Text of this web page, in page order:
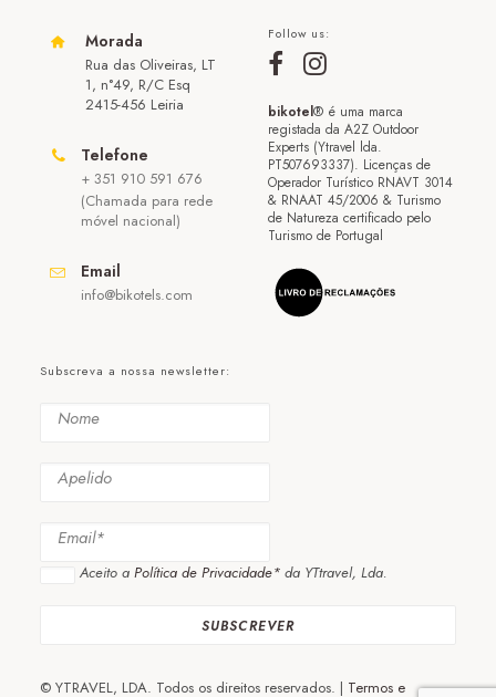
Morada
Rua das Oliveiras, LT
1, n°49, R/C Esq
2415-456 Leiria
Telefone
+ 351 910 591 676
(Chamada para rede
móvel nacional)
Email
info@bikotels.com
Follow us:
bikotel® é uma marca
registada da A2Z Outdoor
Experts (Ytravel lda.
PT507693337). Licenças de
Operador Turístico RNAVT 3014
& RNAAT 45/2006 & Turismo
de Natureza certificado pelo
Turismo de Portugal
Subscreva a nossa newsletter:
Aceito a Política de Privacidade* da YTtravel, Lda.
© YTRAVEL, LDA. Todos os direitos reservados. | Termos e